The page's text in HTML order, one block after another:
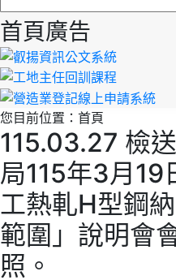
首頁廣告
您目前位置： 首頁
115.03.27 檢
局115年3月19
工熱軋H型鋼
範圍」說明會
照。